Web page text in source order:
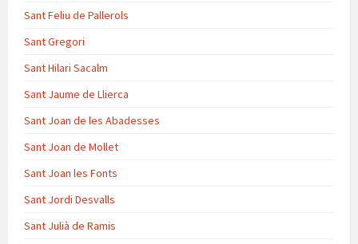
Sant Feliu de Pallerols
Sant Gregori
Sant Hilari Sacalm
Sant Jaume de Llierca
Sant Joan de les Abadesses
Sant Joan de Mollet
Sant Joan les Fonts
Sant Jordi Desvalls
Sant Julià de Ramis